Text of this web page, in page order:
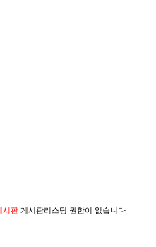
시판 게시판리스팅 권한이 없습니다